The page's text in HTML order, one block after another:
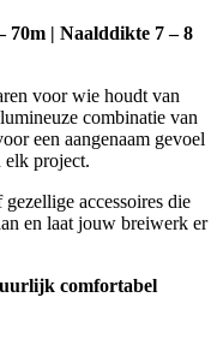
70m | Naalddikte 7 – 8
voor wie houdt van
combinatie van
een aangenaam gevoel
elk project.
accessoires die
en laat jouw breiwerk er
comfortabel